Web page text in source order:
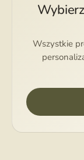
Wszystkie